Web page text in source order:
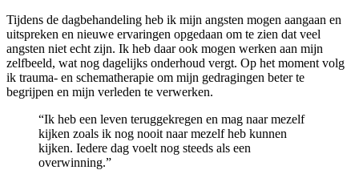
Tijdens de dagbehandeling heb ik mijn angsten mogen aangaan en
uitspreken en nieuwe ervaringen opgedaan om te zien dat veel
angsten niet echt zijn. Ik heb daar ook mogen werken aan mijn
zelfbeeld, wat nog dagelijks onderhoud vergt. Op het moment volg
ik trauma- en schematherapie om mijn gedragingen beter te
begrijpen en mijn verleden te verwerken.
“Ik heb een leven teruggekregen en mag naar mezelf
kijken zoals ik nog nooit naar mezelf heb kunnen
kijken. Iedere dag voelt nog steeds als een
overwinning.”